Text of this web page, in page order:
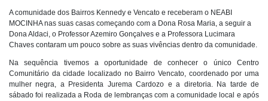
A comunidade dos Bairros Kennedy e Vencato e receberam o NEABI
MOCINHA nas suas casas começando com a Dona Rosa Maria, a seguir a
Dona Aldaci, o Professor Azemiro Gonçalves e a Professora Lucimara
Chaves contaram um pouco sobre as suas vivências dentro da comunidade.
Na sequência tivemos a oportunidade de conhecer o único Centro
Comunitário da cidade localizado no Bairro Vencato, coordenado por uma
mulher negra, a Presidenta Jurema Cardozo e a diretoria. Na tarde de
sábado foi realizada a Roda de lembranças com a comunidade local e após